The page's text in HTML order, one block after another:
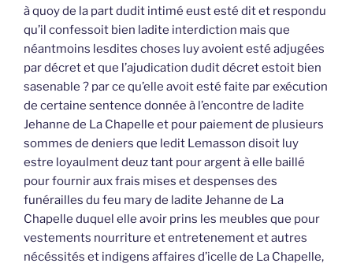
à quoy de la part dudit intimé eust esté dit et respondu
qu’il confessoit bien ladite interdiction mais que
néantmoins lesdites choses luy avoient esté adjugées
par décret et que l’ajudication dudit décret estoit bien
sasenable ? par ce qu’elle avoit esté faite par exécution
de certaine sentence donnée à l’encontre de ladite
Jehanne de La Chapelle et pour paiement de plusieurs
sommes de deniers que ledit Lemasson disoit luy
estre loyaulment deuz tant pour argent à elle baillé
pour fournir aux frais mises et despenses des
funérailles du feu mary de ladite Jehanne de La
Chapelle duquel elle avoir prins les meubles que pour
vestements nourriture et entretenement et autres
nécéssités et indigens affaires d’icelle de La Chapelle,